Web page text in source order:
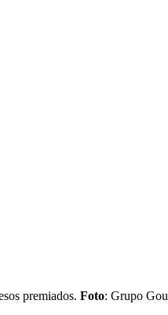
premiados. Foto: Grupo